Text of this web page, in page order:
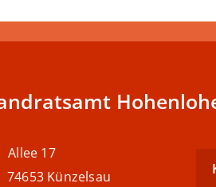
Allee 17
74653 Künzelsau